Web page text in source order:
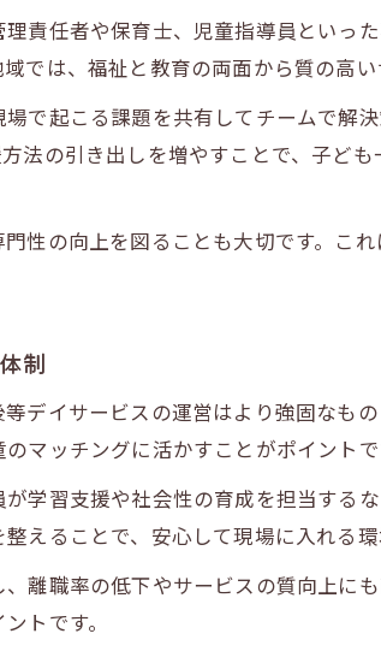
フの成長が放課後等デイサービスを支
を引き出す人材戦略の鍵とは
等デイサービスで個性を活かす評価体
略で見極める放課後等デイサービスの
フの特性を伸ばす放課後等デイサービ
等デイサービスで安定収益を目指す育成
成が放課後等デイサービス収益に与え
なスタッフ教育で現場力を強化する方
後等デイサービスの利益向上につながる
営を支える人材育成のポイント
等デイサービス経営者が重視すべき視点
責任者や保育士、児童指導員といっ
では、福祉と教育の両面から質の高い
で起こる課題を共有してチームで解
法の引き出しを増やすことで、子ど
性の向上を図ることも大切です。こ
制
デイサービスの運営はより強固なも
マッチングに活かすことがポイントで
学習支援や社会性の育成を担当する
えることで、安心して現場に入れる環
離職率の低下やサービスの質向上に
トです。